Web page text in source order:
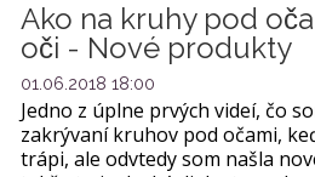
Ako na kruhy pod
oči - Nové produkty
01.06.2018 18:00
Jedno z úplne prvých videí, čo
zakrývaní kruhov pod očami,
trápi, ale odvtedy som našla